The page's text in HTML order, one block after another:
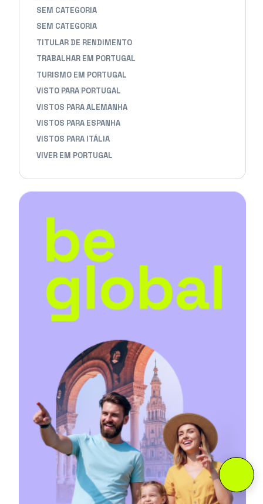
SEM CATEGORIA
SEM CATEGORIA
TITULAR DE RENDIMENTO
TRABALHAR EM PORTUGAL
TURISMO EM PORTUGAL
VISTO PARA PORTUGAL
VISTOS PARA ALEMANHA
VISTOS PARA ESPANHA
VISTOS PARA ITÁLIA
VIVER EM PORTUGAL